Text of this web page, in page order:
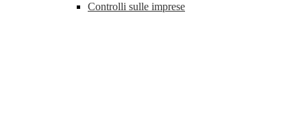
Controlli sulle imprese